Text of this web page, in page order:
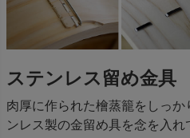
ステンレス留め金具
肉厚に作られた檜蒸籠をしっ
ンレス製の金留め具を念を入れ